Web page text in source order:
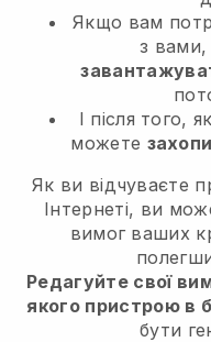
Якщо вам
з
І після того,
можете
Як ви відчуваєте
Інтернеті, ви
вимог ваших
Редагуйте свої
якого пристрою в
бути